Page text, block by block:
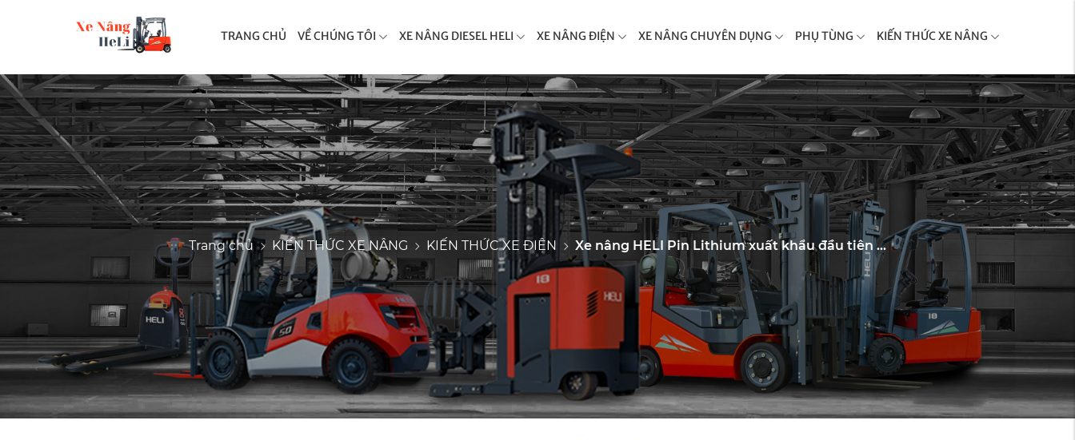
TRANG CHỦ VỀ CHÚNG TÔI XE NÂNG DIESEL HELI XE NÂNG ĐIỆN XE NÂNG CHUYÊN DỤNG PHỤ TÙNG KIẾN THỨC XE NÂNG
Trang chủ KIẾN THỨC XE NÂNG KIẾN THỨC XE ĐIỆN Xe nâng HELI Pin Lithium xuất khẩu đầu tiên ...